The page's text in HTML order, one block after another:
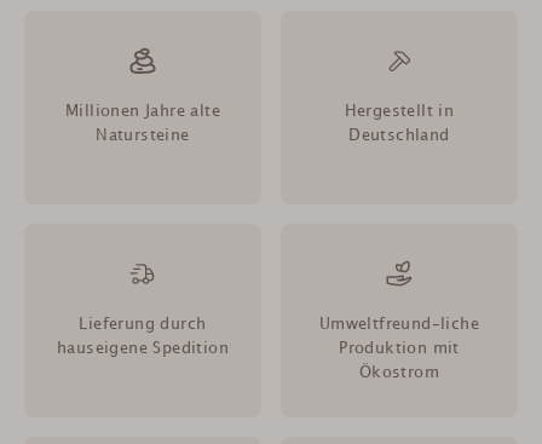
Millionen Jahre alte
Natursteine
Hergestellt in
Deutschland
Lieferung durch
hauseigene Spedition
Umweltfreund-liche
Produktion mit
Ökostrom